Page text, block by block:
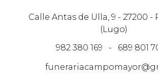
Calle Antas de Ulla, 9 - 27200 -
(Lugo)
982 380 169
-
689 801